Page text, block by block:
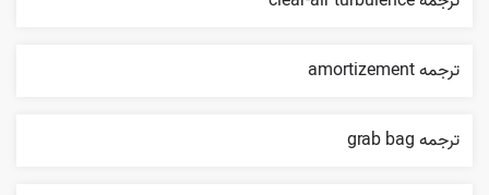
ترجمه amortizement
ترجمه grab bag